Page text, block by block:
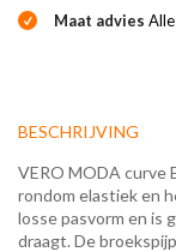
Maat advies
BESCHRIJVING
VERO MODA curve
rondom elastiek en
losse pasvorm en is
draagt. De